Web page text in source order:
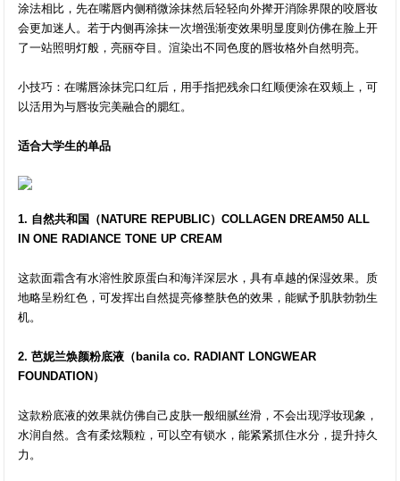
涂法相比，先在嘴唇内侧稍微涂抹然后轻轻向外撵开消除界限的咬唇妆
会更加迷人。若于内侧再涂抹一次增强渐变效果明显度则仿佛在脸上开
了一站照明灯般，亮丽夺目。渲染出不同色度的唇妆格外自然明亮。
小技巧：在嘴唇涂抹完口红后，用手指把残余口红顺便涂在双颊上，可
以活用为与唇妆完美融合的腮红。
适合大学生的单品
1. 自然共和国（NATURE REPUBLIC）COLLAGEN DREAM50 ALL
IN ONE RADIANCE TONE UP CREAM
这款面霜含有水溶性胶原蛋白和海洋深层水，具有卓越的保湿效果。质
地略呈粉红色，可发挥出自然提亮修整肤色的效果，能赋予肌肤勃勃生
机。
2. 芭妮兰焕颜粉底液（banila co. RADIANT LONGWEAR
FOUNDATION）
这款粉底液的效果就仿佛自己皮肤一般细腻丝滑，不会出现浮妆现象，
水润自然。含有柔炫颗粒，可以空有锁水，能紧紧抓住水分，提升持久
力。